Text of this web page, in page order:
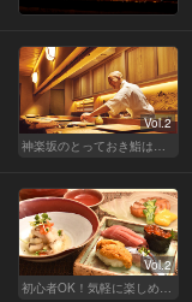
Vol.2
神楽坂のとっておき鮨は、ふたりだけの秘密
Vol.2
初心者OK！気軽に楽しめる鮨の人気店